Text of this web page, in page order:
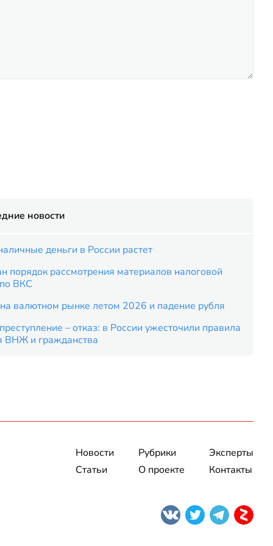
новости
деньги в России растет
порядок рассмотрения материалов налоговой
ВКС
валютном рынке летом 2026 и падение рубля
– отказ: в России ужесточили правила
ВНЖ и гражданства
Новости
Статьи
Рубрики
О проекте
Эксперты
Контакты